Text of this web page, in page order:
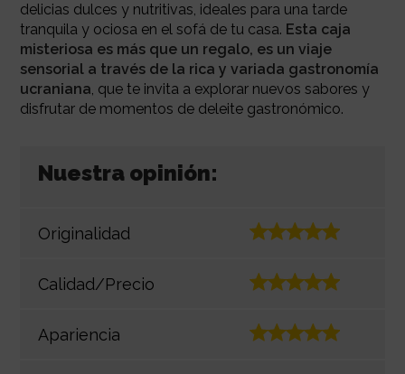
delicias dulces y nutritivas, ideales para una tarde
tranquila y ociosa en el sofá de tu casa. Esta caja
misteriosa es más que un regalo, es un viaje
sensorial a través de la rica y variada gastronomía
ucraniana, que te invita a explorar nuevos sabores y
disfrutar de momentos de deleite gastronómico.
Nuestra opinión:
Originalidad
Calidad/Precio
Apariencia